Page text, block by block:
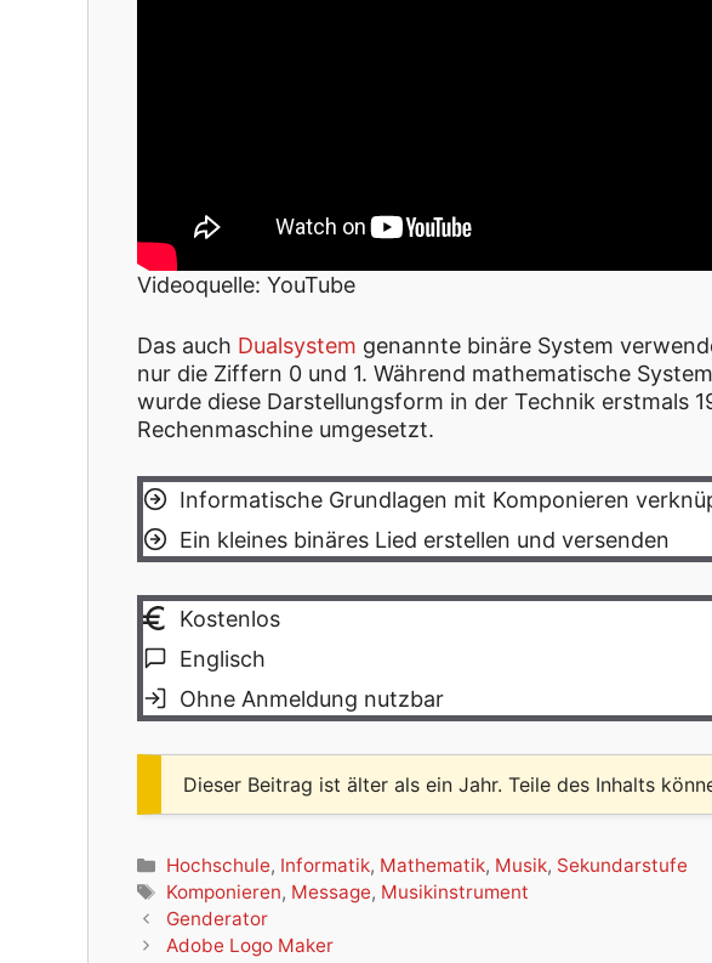
Videoquelle: YouTube
Das auch Dualsystem genannte binäre System
nur die Ziffern 0 und 1. Während mathematische
wurde diese Darstellungsform in der Technik erstmals
Rechenmaschine umgesetzt.
Informatische Grundlagen mit Komponieren
Ein kleines binäres Lied erstellen und versenden
Kostenlos
Englisch
Ohne Anmeldung nutzbar
Dieser Beitrag ist älter als ein Jahr. Teile des Inhalts
Kategorien
Hochschule, Informatik, Mathematik, Musik, Sekundarstufe
Schlagwörter
Komponieren, Message, Musikinstrument
Genderator
Adobe Logo Maker